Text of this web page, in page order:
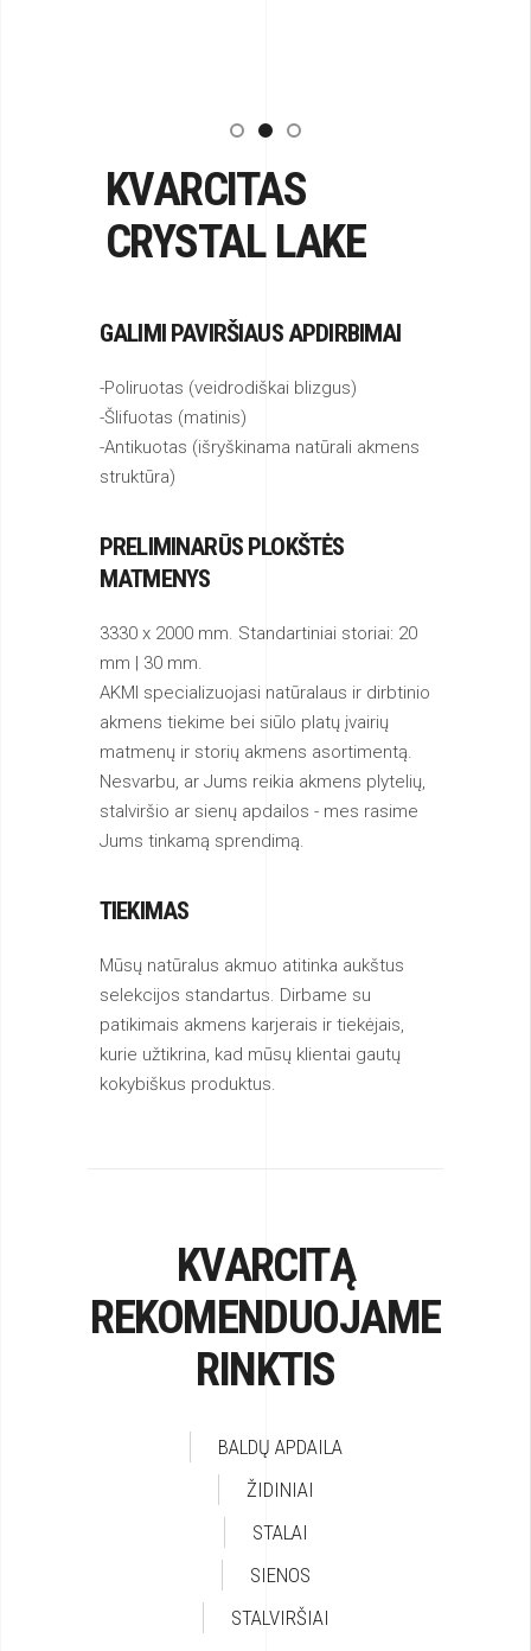
KVARCITAS
CRYSTAL LAKE
GALIMI PAVIRŠIAUS APDIRBIMAI
-Poliruotas (veidrodiškai blizgus)
-Šlifuotas (matinis)
-Antikuotas (išryškinama natūrali akmens
struktūra)
PRELIMINARŪS PLOKŠTĖS
MATMENYS
3330 x 2000 mm. Standartiniai storiai: 20
mm | 30 mm.
AKMI specializuojasi natūralaus ir dirbtinio
akmens tiekime bei siūlo platų įvairių
matmenų ir storių akmens asortimentą.
Nesvarbu, ar Jums reikia akmens plytelių,
stalviršio ar sienų apdailos - mes rasime
Jums tinkamą sprendimą.
TIEKIMAS
Mūsų natūralus akmuo atitinka aukštus
selekcijos standartus. Dirbame su
patikimais akmens karjerais ir tiekėjais,
kurie užtikrina, kad mūsų klientai gautų
kokybiškus produktus.
KVARCITĄ
REKOMENDUOJAME
RINKTIS
BALDŲ APDAILA
ŽIDINIAI
STALAI
SIENOS
STALVIRŠIAI